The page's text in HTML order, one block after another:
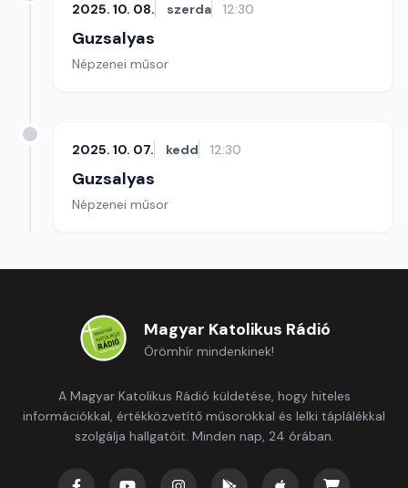
2025. 10. 08. szerda 12:30
Guzsalyas
Népzenei műsor
2025. 10. 07. kedd 12:30
Guzsalyas
Népzenei műsor
Magyar Katolikus Rádió
Örömhír mindenkinek!
A Magyar Katolikus Rádió küldetése, hogy hiteles
információkkal, értékközvetítő műsorokkal és lelki táplálékkal
szolgálja hallgatóit. Minden nap, 24 órában.